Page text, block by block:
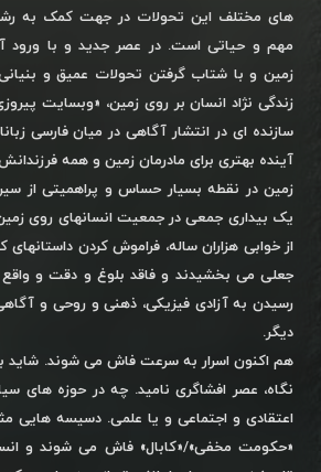
های مختلف این تحولات در جهت کمک به
مهم و حیاتی است. در عصر جدید و با ورود
زمین و با شتاب گرفتن تحولات عمیق و
زندگی نژاد انسان بر روی زمین، «وبسایت
سازنده ای در انتشار آگاهی در میان فارسی
آینده بهتری برای مادرمان زمین و همه
زمین در نقطه بسیار حساس و پراهمیتی از
یک بیداری جمعی در جمعیت انسانهای روی
از خوابی هزاران ساله، فراموش کردن
جعلی می بخشیدند و فاقد بلوغ و دقت و واقع
رسیدن به آزادی فیزیکی، ذهنی و روحی و
دیگر.
هم اکنون اسرار به سرعت فاش می شوند. شاید
نگاه، عصر افشاگری نامید. چه در حوزه های
اعتقادی و اجتماعی و یا علمی. دسیسه هایی
«حکومت مخفی»/«کابال» فاش می شوند و